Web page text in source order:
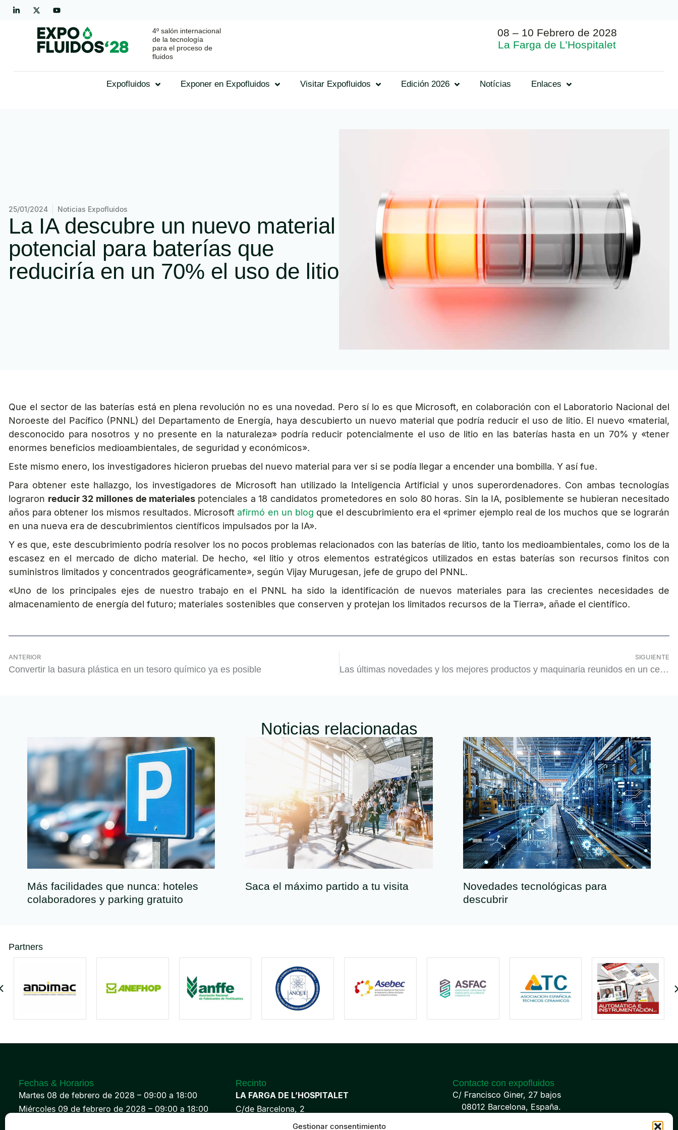
Gestionar consentimiento
4º salón internacional
de la tecnología
para el proceso de
fluidos
08 – 10 Febrero de 2028
La Farga de L’Hospitalet
Expofluidos Exponer en Expofluidos Visitar Expofluidos Edición 2026 Notícias Enlaces
25/01/2024 Noticias Expofluidos
La IA descubre un nuevo material
potencial para baterías que
reduciría en un 70% el uso de litio
Que el sector de las baterías está en plena revolución no es una novedad. Pero sí lo es que Microsoft, en colaboración con el Laboratorio Nacional del
Noroeste del Pacífico (PNNL) del Departamento de Energía, haya descubierto un nuevo material que podría reducir el uso de litio. El nuevo «material,
desconocido para nosotros y no presente en la naturaleza» podría reducir potencialmente el uso de litio en las baterías hasta en un 70% y «tener
enormes beneficios medioambientales, de seguridad y económicos».
Este mismo enero, los investigadores hicieron pruebas del nuevo material para ver si se podía llegar a encender una bombilla. Y así fue.
Para obtener este hallazgo, los investigadores de Microsoft han utilizado la Inteligencia Artificial y unos superordenadores. Con ambas tecnologías
lograron reducir 32 millones de materiales potenciales a 18 candidatos prometedores en solo 80 horas. Sin la IA, posiblemente se hubieran necesitado
años para obtener los mismos resultados. Microsoftafirmó en un blog que el descubrimiento era el «primer ejemplo real de los muchos que se lograrán
en una nueva era de descubrimientos científicos impulsados por la IA».
Y es que, este descubrimiento podría resolver los no pocos problemas relacionados con las baterías de litio, tanto los medioambientales, como los de la
escasez en el mercado de dicho material. De hecho, «el litio y otros elementos estratégicos utilizados en estas baterías son recursos finitos con
suministros limitados y concentrados geográficamente», según Vijay Murugesan, jefe de grupo del PNNL.
«Uno de los principales ejes de nuestro trabajo en el PNNL ha sido la identificación de nuevos materiales para las crecientes necesidades de
almacenamiento de energía del futuro; materiales sostenibles que conserven y protejan los limitados recursos de la Tierra», añade el científico.
ANTERIOR
Convertir la basura plástica en un tesoro químico ya es posible
SIGUIENTE
Las últimas novedades y los mejores productos y maquinaria reunidos en un certamen único
Noticias relacionadas
Más facilidades que nunca: hoteles
colaboradores y parking gratuito
Saca el máximo partido a tu visita
Novedades tecnológicas para
descubrir
Partners
Fechas & Horarios
Martes 08 de febrero de 2028 – 09:00 a 18:00
Miércoles 09 de febrero de 2028 – 09:00 a 18:00
Recinto
LA FARGA DE L’HOSPITALET
C/de Barcelona, 2
08901 L’Hospitalet de Llobregat
Contacte con expofluidos
C/ Francisco Giner, 27 bajos
08012 Barcelona, España.